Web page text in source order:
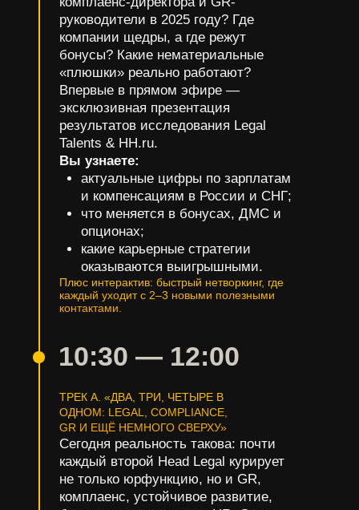
руководители в 2025 году? Где
компании щедры, а где режут
бонусы? Какие нематериальные
«плюшки» реально работают?
Впервые в прямом эфире —
эксклюзивная презентация
результатов исследования Legal
Talents & HH.ru.
Вы узнаете:
актуальные цифры по зарплатам
и компенсациям в России и СНГ;
что меняется в бонусах, ДМС и
опционах;
какие карьерные стратегии
оказываются выигрышными.
Плюс интерактив: быстрый нетворкинг, где
каждый уходит с 2–3 новыми полезными
контактами.
ТРЕК А. «ДВА, ТРИ, ЧЕТЫРЕ В
ОДНОМ: LEGAL, COMPLIANCE,
GR И ЕЩЁ НЕМНОГО СВЕРХУ»
Сегодня реальность такова: почти
каждый второй Head Legal курирует
не только юрфункцию, но и GR,
комплаенс, устойчивое развитие,
10:30 — 12:00